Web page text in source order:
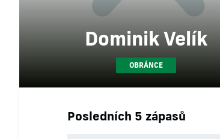
Dominik Velík
OBRÁNCE
Posledních 5 zápasů